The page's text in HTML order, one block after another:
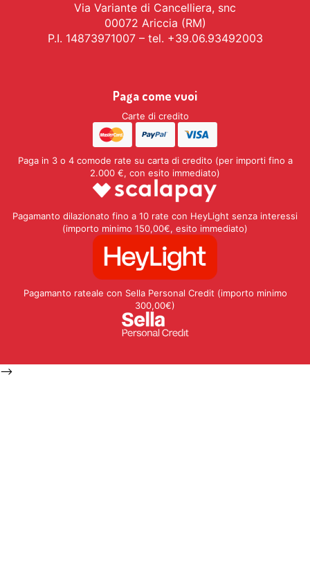
Via Variante di Cancelliera, snc
00072 Ariccia (RM)
P.I. 14873971007 – tel. +39.06.93492003
Paga come vuoi
Carte di credito
Paga in 3 o 4 comode rate su carta di credito (per importi fino a
2.000 €, con esito immediato)
Pagamanto dilazionato fino a 10 rate con HeyLight senza interessi
(importo minimo 150,00€, esito immediato)
Pagamanto rateale con Sella Personal Credit (importo minimo
300,00€)
-->